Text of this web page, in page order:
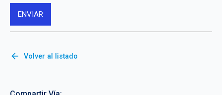
arrow_back Volver al listado